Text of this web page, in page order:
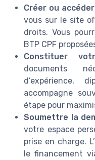
Créer ou
vous sur le site
droits. Vous
BTP CPF
Constituer
documents
d’expérience,
accompagne
étape pour
Soumettre la
votre espace
prise en charge.
le financement